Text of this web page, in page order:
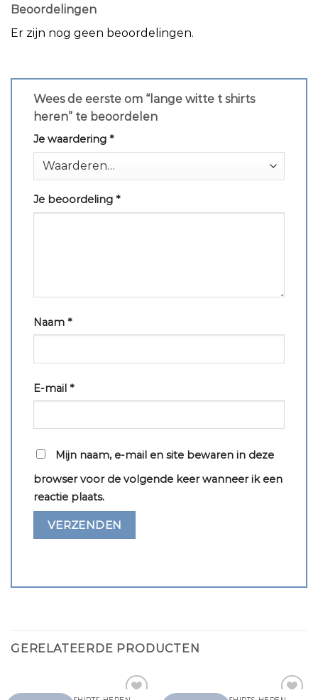
Beoordelingen
Er zijn nog geen beoordelingen.
Wees de eerste om “lange witte t shirts
heren” te beoordelen
Je waardering *
Je beoordeling *
Naam *
E-mail *
Mijn naam, e-mail en site bewaren in deze
browser voor de volgende keer wanneer ik een
reactie plaats.
GERELATEERDE PRODUCTEN